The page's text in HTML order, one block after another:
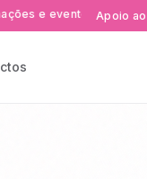
exclusivosApoio